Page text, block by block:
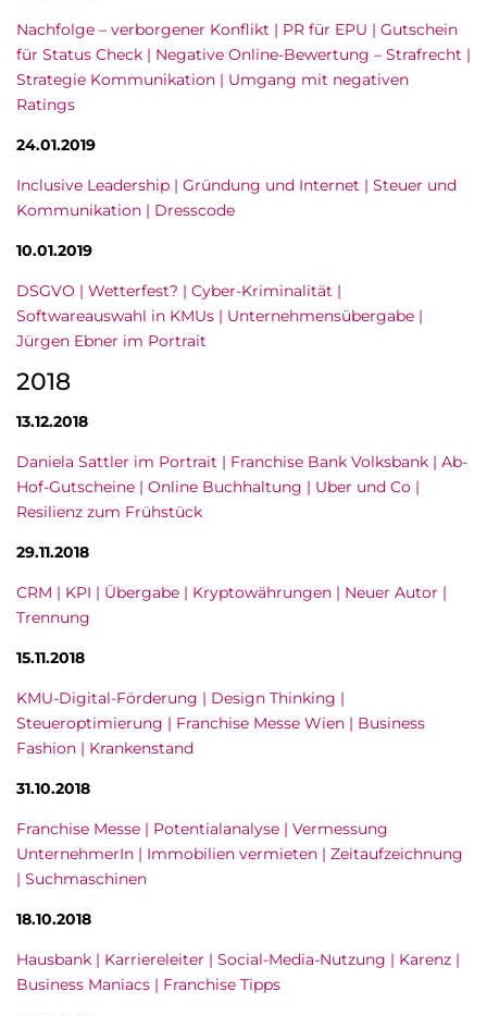
Nachfolge – verborgener Konflikt | PR für EPU | Gutschein
für Status Check | Negative Online-Bewertung – Strafrecht |
Strategie Kommunikation | Umgang mit negativen
Ratings
24.01.2019
Inclusive Leadership | Gründung und Internet | Steuer und
Kommunikation | Dresscode
10.01.2019
DSGVO | Wetterfest? | Cyber-Kriminalität |
Softwareauswahl in KMUs | Unternehmensübergabe |
Jürgen Ebner im Portrait
2018
13.12.2018
Daniela Sattler im Portrait | Franchise Bank Volksbank | Ab-
Hof-Gutscheine | Online Buchhaltung | Uber und Co |
Resilienz zum Frühstück
29.11.2018
CRM | KPI | Übergabe | Kryptowährungen | Neuer Autor |
Trennung
15.11.2018
KMU-Digital-Förderung | Design Thinking |
Steueroptimierung | Franchise Messe Wien | Business
Fashion | Krankenstand
31.10.2018
Franchise Messe | Potentialanalyse | Vermessung
UnternehmerIn | Immobilien vermieten | Zeitaufzeichnung
| Suchmaschinen
18.10.2018
Hausbank | Karriereleiter | Social-Media-Nutzung | Karenz |
Business Maniacs | Franchise Tipps